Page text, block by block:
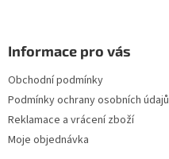
Informace pro vás
Obchodní podmínky
Podmínky ochrany osobních údajů
Reklamace a vrácení zboží
Moje objednávka